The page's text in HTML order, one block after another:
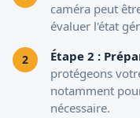
caméra peut
évaluer l'état
Étape 2 :
protégeons
notamment
nécessaire.